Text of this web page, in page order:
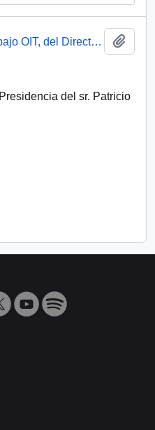
Carta desde la Oficina Regional de la Organización Internacional del Trabajo OIT, del Director del Centro Interamericano de Administración del Trabajo, sr. Emilio Morgado Valenzuela, dirigida a la Sra. Amelia Huerta
del sr. Patricio